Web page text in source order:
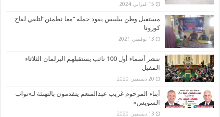
15 فبراير، 2024
مستقبل وطن ببلبيس يقود حملة “معا نطمئن”لتلقي لقاح
كورونا
13 نوفمبر، 2021
ننشر أسماء أول 100 نائب يستقبلهم البرلمان الثلاثاء
المقبل
20 ديسمبر، 2020
أبناء المرحوم غريب عبدالمنعم يتقدمون بالتهنئة لـ«نواب
السويس»
13 ديسمبر، 2020